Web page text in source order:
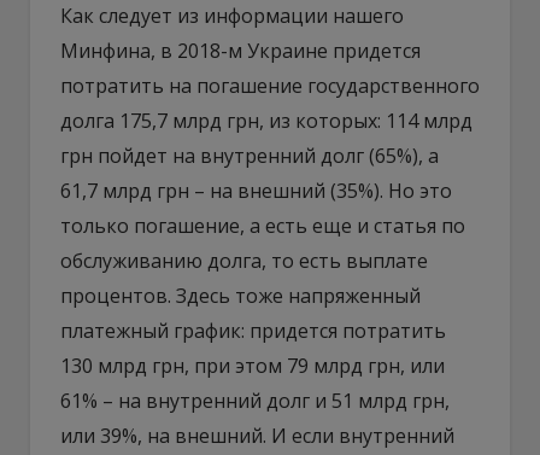
Как следует из информации нашего
Минфина, в 2018-м Украине придется
потратить на погашение государственного
долга 175,7 млрд грн, из которых: 114 млрд
грн пойдет на внутренний долг (65%), а
61,7 млрд грн – на внешний (35%). Но это
только погашение, а есть еще и статья по
обслуживанию долга, то есть выплате
процентов. Здесь тоже напряженный
платежный график: придется потратить
130 млрд грн, при этом 79 млрд грн, или
61% – на внутренний долг и 51 млрд грн,
или 39%, на внешний. И если внутренний